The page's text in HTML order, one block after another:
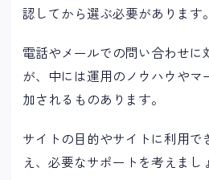
認してから選ぶ必要があります。
電話やメールでの問い合わせに
が、中には運用のノウハウやマ
加されるものあります。
サイトの目的やサイトに利用で
え、必要なサポートを考えまし